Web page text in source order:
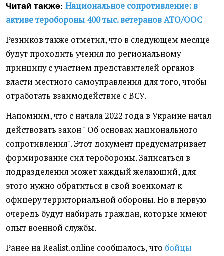
Читай также: Национальное сопротивление: в
активе теробороны 400 тыс. ветеранов АТО/ООС
Резников также отметил, что в следующем месяце
будут проходить учения по региональному
принципу с участием представителей органов
власти местного самоуправления для того, чтобы
отработать взаимодействие с ВСУ.
Напомним, что с начала 2022 года в Украине начал
действовать закон " Об основах национального
сопротивления". Этот документ предусматривает
формирование сил теробороны. Записаться в
подразделения может каждый желающий, для
этого нужно обратиться в свой военкомат к
офицеру территориальной обороны. Но в первую
очередь будут набирать граждан, которые имеют
опыт военной службы.
Ранее на Realist.online сообщалось, что бойцы